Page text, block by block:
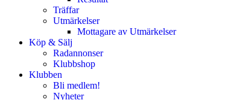
Träffar
Utmärkelser
Mottagare av Utmärkelser
Köp & Sälj
Radannonser
Klubbshop
Klubben
Bli medlem!
Nyheter